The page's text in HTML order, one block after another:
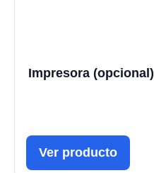
Impresora (opcional)
Ver producto